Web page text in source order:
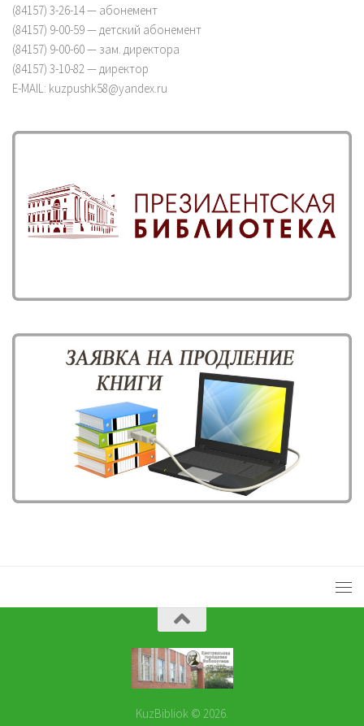
(84157) 3-26-14 — абонемент
(84157) 9-00-59 — детский абонемент
(84157) 9-00-60 — зам. директора
(84157) 3-10-82 — директор
E-MAIL: kuzpushk58@yandex.ru
KuzBibliok © 2026.